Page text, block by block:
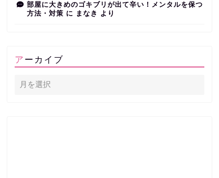
部屋に大きめのゴキブリが出て辛い！メンタルを保つ
方法・対策 に まなき より
アーカイブ